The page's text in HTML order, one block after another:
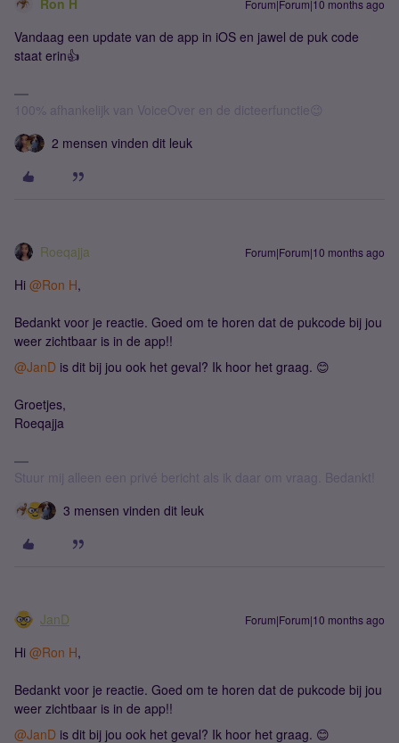
Ron H Forum|Forum|10 months ago
Vandaag een update van de app in iOS en jawel de puk code
staat erin👍
100% afhankelijk van VoiceOver en de dicteerfunctie😉
2 mensen vinden dit leuk
Roeqajja Forum|Forum|10 months ago
Hi ​ @Ron H,
Bedankt voor je reactie. Goed om te horen dat de pukcode bij jou
weer zichtbaar is in de app!!
@JanD is dit bij jou ook het geval? Ik hoor het graag. 😊
Groetjes,
Roeqajja
Stuur mij alleen een privé bericht als ik daar om vraag. Bedankt!
3 mensen vinden dit leuk
JanD Forum|Forum|10 months ago
Hi ​ @Ron H,
Bedankt voor je reactie. Goed om te horen dat de pukcode bij jou
weer zichtbaar is in de app!!
@JanD is dit bij jou ook het geval? Ik hoor het graag. 😊